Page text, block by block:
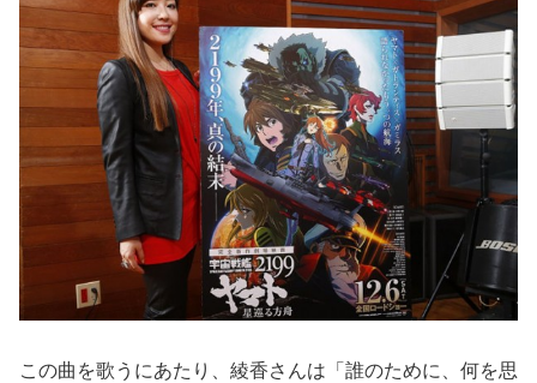
この曲を歌うにあたり、綾香さんは「誰のために、何を思